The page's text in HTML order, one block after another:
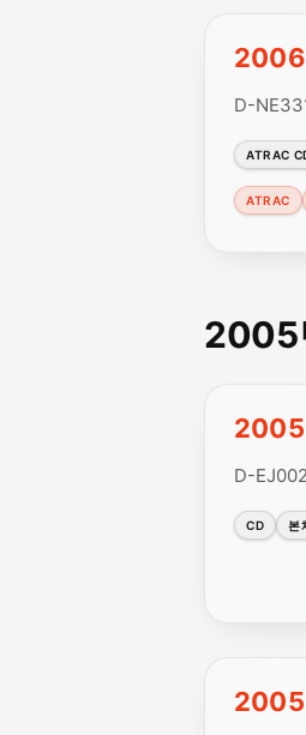
2006
D-
ATRAC
ATRAC
2005
2005
D-
CD 본
2005